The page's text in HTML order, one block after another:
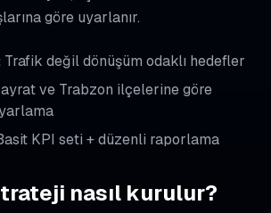
göre uyarlanır.
Trafik değil dönüşüm odaklı hedefler
ve Trabzon ilçelerine göre
KPI seti + düzenli raporlama
nasıl kurulur?